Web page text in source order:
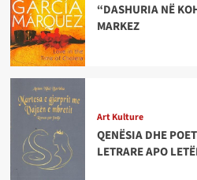
“DASHURIA NË
MARKEZ
Art Kulture
QENËSIA DHE
LETRARE APO